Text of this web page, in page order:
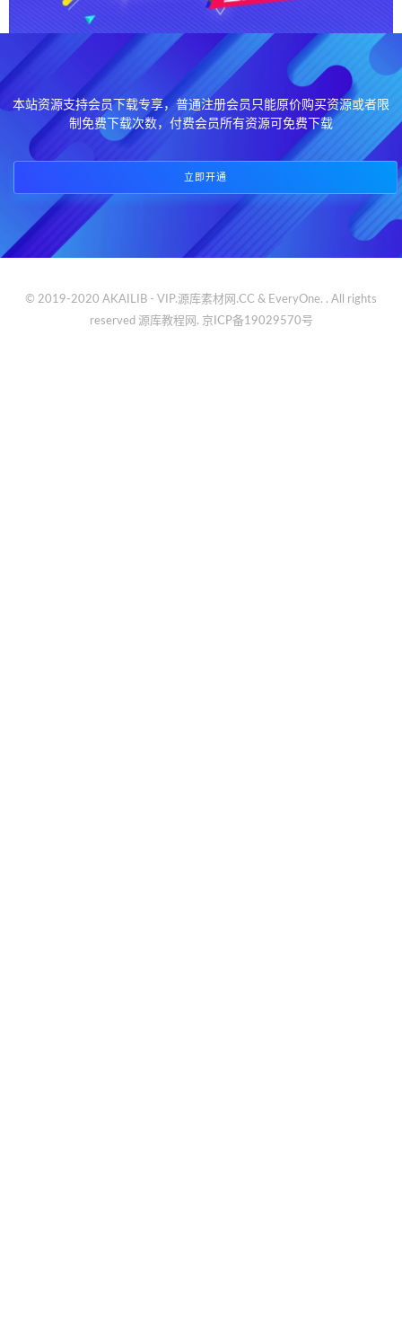
本站资源支持会员下载专享，普通注册会员只能原价购买资源或者限
制免费下载次数，付费会员所有资源可免费下载
立即开通
© 2019-2020 AKAILIB - VIP.源库素材网.CC & EveryOne. . All rights
reserved 源库教程网. 京ICP备19029570号